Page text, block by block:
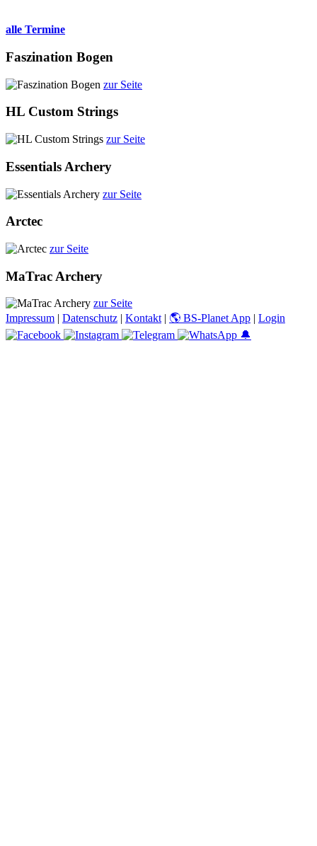
alle Termine
Faszination Bogen
zur Seite
HL Custom Strings
zur Seite
Essentials Archery
zur Seite
Arctec
zur Seite
MaTrac Archery
zur Seite
Impressum | Datenschutz | Kontakt | 🌎 BS-Planet App | Login
🔔